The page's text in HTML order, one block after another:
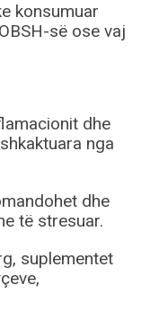
konsumuar
së ose vaj
dhe
nga
dhe
të stresuar.
suplementet